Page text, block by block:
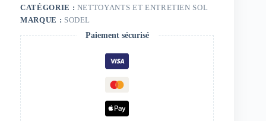
CATÉGORIE : NETTOYANTS ET ENTRETIEN SOL
MARQUE : SODEL
Paiement sécurisé